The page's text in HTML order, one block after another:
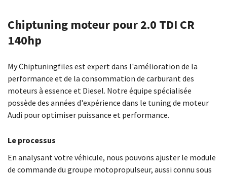
Chiptuning moteur pour 2.0 TDI CR
140hp
My Chiptuningfiles est expert dans l'amélioration de la
performance et de la consommation de carburant des
moteurs à essence et Diesel. Notre équipe spécialisée
possède des années d'expérience dans le tuning de moteur
Audi pour optimiser puissance et performance.
Le processus
En analysant votre véhicule, nous pouvons ajuster le module
de commande du groupe motopropulseur, aussi connu sous